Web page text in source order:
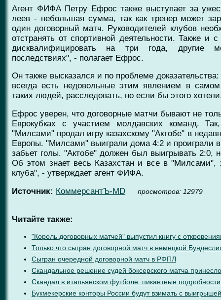
Агент ФИФА Петру Ефрос также выступает за
леев - небольшая сумма, так как тренер может
один договорный матч. Руководителей клубов
отстранять от спортивной деятельности. Также и
дисквалифицировать на три года, другие
последствиях", - полагает Ефрос.
Он также высказался и по проблеме
всегда есть недовольные этим явлением в
таких людей, расследовать, но если бы этого
Ефрос уверен, что договорные матчи бывают не
Еврокубках с участием молдавских команд.
"Милсами" продал игру казахскому "Актобе" в
Европы. "Милсами" выиграли дома 4:2 и проиграли в
забьет голы. "Актобе" должен был выигрывать 2:0,
Об этом знает весь Казахстан и все в "Милсами",
клуба", - утверждает агент ФИФА.
Источник: КоммерсантЪ-MD проcмотров: 12979
Читайте также:
"Король договорных матчей" выпустил книгу с
Только что сыгран договорной матч в немецкой
Сыгран очередной договорной матч в РФПЛ
Скандальное решение судей боксерского матча
Скандал в итальянском футболе: пикантные подробности
Букмекерские конторы России будут взимать с